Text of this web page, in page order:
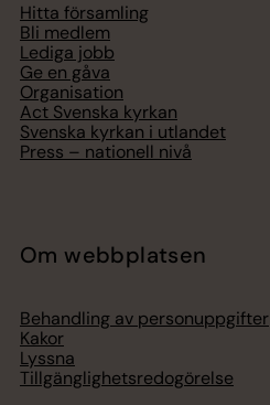
Hitta församling
Bli medlem
Lediga jobb
Ge en gåva
Organisation
Act Svenska kyrkan
Svenska kyrkan i utlandet
Press – nationell nivå
Om webbplatsen
Behandling av personuppgifter
Kakor
Lyssna
Tillgänglighetsredogörelse